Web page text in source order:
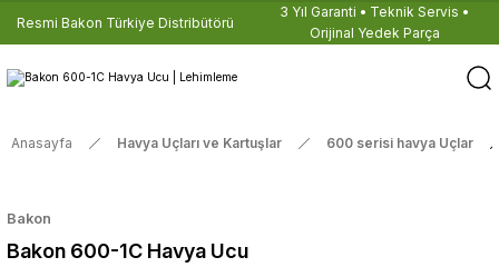
Resmi Bakon Türkiye Distribütörü
3 Yıl Garanti • Teknik Servis •
Orijinal Yedek Parça
Anasayfa Havya Uçları ve Kartuşlar 600 serisi havya Uçlar
Bakon
Bakon 600-1C Havya Ucu